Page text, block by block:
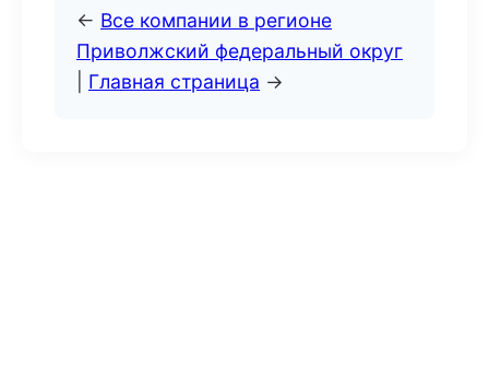
← Все компании в регионе
Приволжский федеральный округ
Главная страница →